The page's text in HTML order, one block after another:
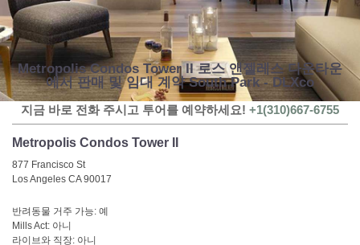
Metropolis Condos Tower II 로스 앤젤레스 다운타운
에서 판매 및 임대 계약 South Park - DLXco
지금 바로 전화 주시고 투어를 예약하세요! +1(310)667-6755
Metropolis Condos Tower II
877 Francisco St
Los Angeles CA 90017
반려동물 거주 가능: 예
Mills Act: 아니
라이브와 직장: 아니